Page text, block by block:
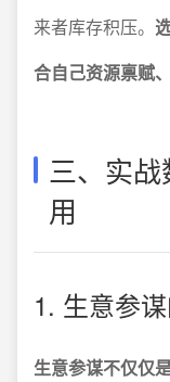
来者库存积压。
合自己资源禀赋
三、实
用
1. 生意参
生意参谋不仅仅